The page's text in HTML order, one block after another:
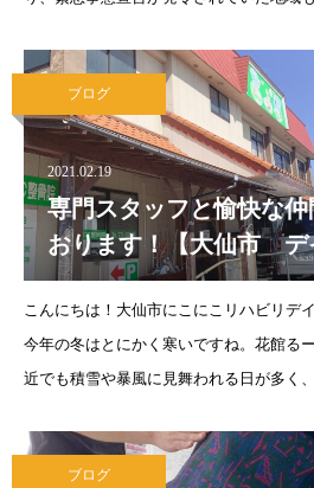
出を我慢したり、1人1人ができ
ブログ
2021.02.19
専門スタッフと愉快な
おります！【大仙市
こんにちは！大仙市にこにこリハビリデ
今年の冬はとにかく寒いですね。花館る
近でも積雪や暴風に見舞われる日が多く
策だけでなく、
ブログ